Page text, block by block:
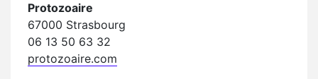
Protozoaire
67000 Strasbourg
06 13 50 63 32
protozoaire.com